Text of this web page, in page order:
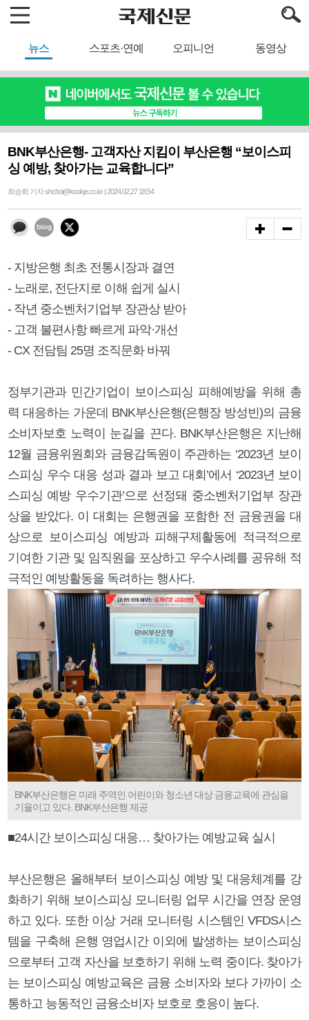
뉴스 스포츠·연예 오피니언 동영상
BNK부산은행- 고객자산 지킴이 부산은행 “보이스피
싱 예방, 찾아가는 교육합니다”
최승희 기자 shchoi@kookje.co.kr | 2024.02.27 18:54
- 지방은행 최초 전통시장과 결연
- 노래로, 전단지로 이해 쉽게 실시
- 작년 중소벤처기업부 장관상 받아
- 고객 불편사항 빠르게 파악·개선
- CX 전담팀 25명 조직문화 바꿔
정부기관과 민간기업이 보이스피싱 피해예방을 위해 총
력 대응하는 가운데 BNK부산은행(은행장 방성빈)의 금융
소비자보호 노력이 눈길을 끈다. BNK부산은행은 지난해
12월 금융위원회와 금융감독원이 주관하는 ‘2023년 보이
스피싱 우수 대응 성과 결과 보고 대회’에서 ‘2023년 보이
스피싱 예방 우수기관’으로 선정돼 중소벤처기업부 장관
상을 받았다. 이 대회는 은행권을 포함한 전 금융권을 대
상으로 보이스피싱 예방과 피해구제활동에 적극적으로
기여한 기관 및 임직원을 포상하고 우수사례를 공유해 적
극적인 예방활동을 독려하는 행사다.
BNK부산은행은 미래 주역인 어린이와 청소년 대상 금융교육에 관심을
기울이고 있다. BNK부산은행 제공
■24시간 보이스피싱 대응… 찾아가는 예방교육 실시
부산은행은 올해부터 보이스피싱 예방 및 대응체계를 강
화하기 위해 보이스피싱 모니터링 업무 시간을 연장 운영
하고 있다. 또한 이상 거래 모니터링 시스템인 VFDS시스
템을 구축해 은행 영업시간 이외에 발생하는 보이스피싱
으로부터 고객 자산을 보호하기 위해 노력 중이다. 찾아가
는 보이스피싱 예방교육은 금융 소비자와 보다 가까이 소
통하고 능동적인 금융소비자 보호로 호응이 높다.